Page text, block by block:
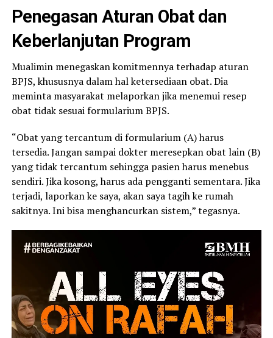
Penegasan Aturan Obat dan
Keberlanjutan Program
Mualimin menegaskan komitmennya terhadap aturan
BPJS, khususnya dalam hal ketersediaan obat. Dia
meminta masyarakat melaporkan jika menemui resep
obat tidak sesuai formularium BPJS.
“Obat yang tercantum di formularium (A) harus
tersedia. Jangan sampai dokter meresepkan obat lain (B)
yang tidak tercantum sehingga pasien harus menebus
sendiri. Jika kosong, harus ada pengganti sementara. Jika
terjadi, laporkan ke saya, akan saya tagih ke rumah
sakitnya. Ini bisa menghancurkan sistem,” tegasnya.